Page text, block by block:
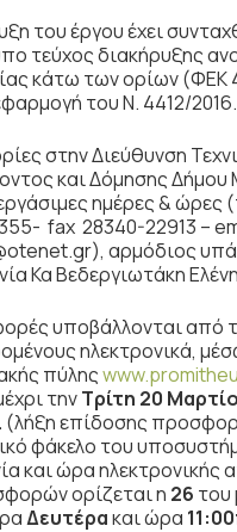
του έργου έχει
τεύχος διακήρυξης
κάτω των ορίων (ΦΕΚ
του Ν. 4412/2016.
στην Διεύθυνση
και Δόμησης
ημέρες & ώρες
fax 28340-22913 –
αρμόδιος
Κα Βεδεργιωτάκη
υποβάλλονται από
ηλεκτρονικά,
πύλης
τηνΤρίτη 20
(λήξη επίδοσης
φάκελο του
και ώρα ηλεκτρονικής
ορίζεται η 26 του
Δευτέρακαι ώρα